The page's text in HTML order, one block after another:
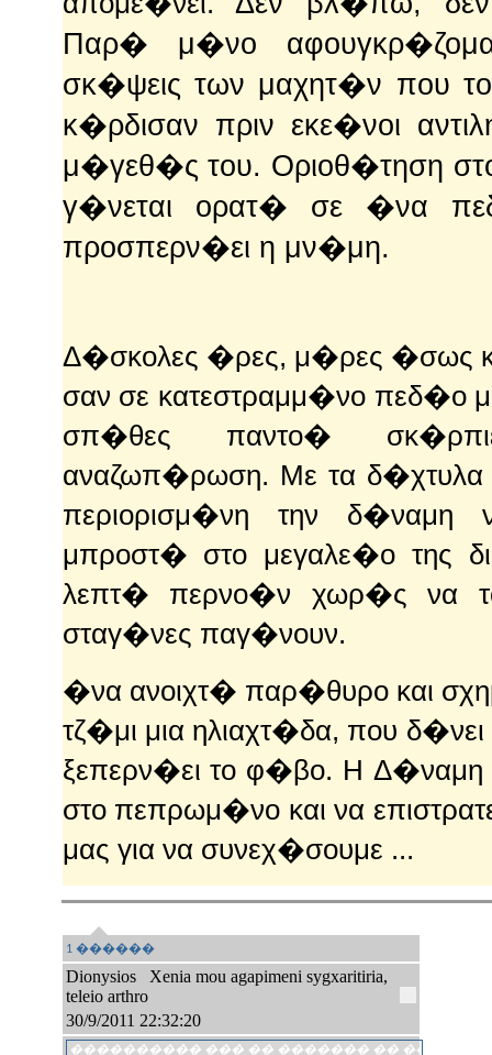
Παρ� μ�νο
σκ�ψεις των μαχητ�ν που
κ�ρδισαν πριν εκε�νοι
μ�γεθ�ς του. Οριοθ�τηση
γ�νεται ορατ� σε �να
προσπερν�ει η μν�μη.
Δ�σκολες �ρες, μ�ρες �σως
σαν σε κατεστραμμ�νο πεδ�ο
σπ�θες παντο�
αναζωπ�ρωση. Με τα
περιορισμ�νη την δ�ναμη
μπροστ� στο μεγαλε�ο της
λεπτ� περνο�ν χωρ�ς να το
σταγ�νες παγ�νουν.
�να ανοιχτ� παρ�θυρο και
τζ�μι μια ηλιαχτ�δα, που
ξεπερν�ει το φ�βο. H Δ�ναμη
στο πεπρωμ�νο και να
μας για να συνεχ�σουμε ...
1 ������
Dionysios
Xenia mou agapimeni sygxaritiria,
teleio arthro
30/9/2011 22:32:20